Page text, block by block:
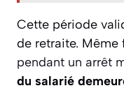
Cette période
de retraite. Même
pendant un arrêt
du salarié